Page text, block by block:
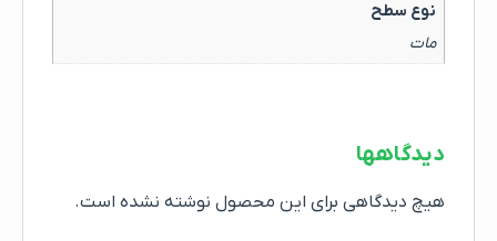
نوع سطح
مات
دیدگاهها
هیچ دیدگاهی برای این محصول نوشته نشده است.